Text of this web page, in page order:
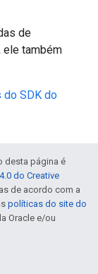
de
ele também
do SDK do
desta página é
do Creative
de acordo com a
políticas do site do
Oracle e/ou